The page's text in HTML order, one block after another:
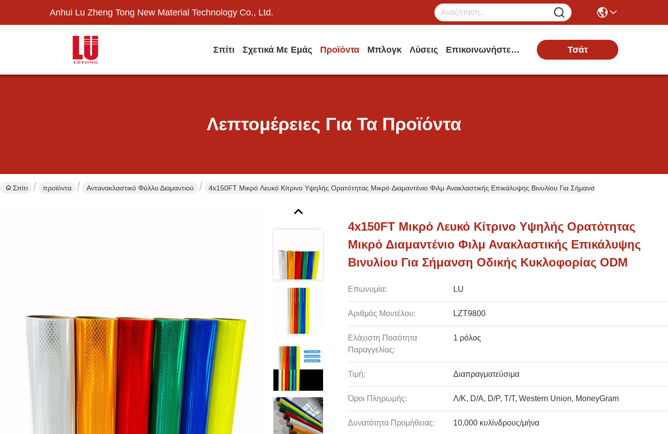
Anhui Lu Zheng Tong New Material Technology Co., Ltd.
Σπίτι Σχετικά Με Εμάς Προϊόντα Μπλογκ Λύσεις Επικοινωνήστε Μαζί Μας Τσάτ
Λεπτομέρειες Για Τα Προϊόντα
Σπίτι προϊόντα Αντανακλαστικό Φύλλο Διαμαντιού 4x150FT Μικρό Λευκό Κίτρινο Υψηλής Ορατότητας Μικρό Διαμαντένιο Φιλμ Ανακλαστικής Επικάλυψης Βινυλίου Για Σήμανση Οδικής
4x150FT Μικρό Λευκό Κίτρινο Υψηλής Ορατότητας
Μικρό Διαμαντένιο Φιλμ Ανακλαστικής Επικάλυψης
Βινυλίου Για Σήμανση Οδικής Κυκλοφορίας ODM
Επωνυμία: LU
Αριθμός Μοντέλου: LZT9800
Ελάχιστη Ποσότητα
Παραγγελίας:
1 ρόλος
Τιμή: Διαπραγματεύσιμα
Όροι Πληρωμής: Λ/Κ, D/A, D/P, T/T, Western Union, MoneyGram
Δυνατότητα Προμήθειας: 10,000 κυλίνδρους/μήνα